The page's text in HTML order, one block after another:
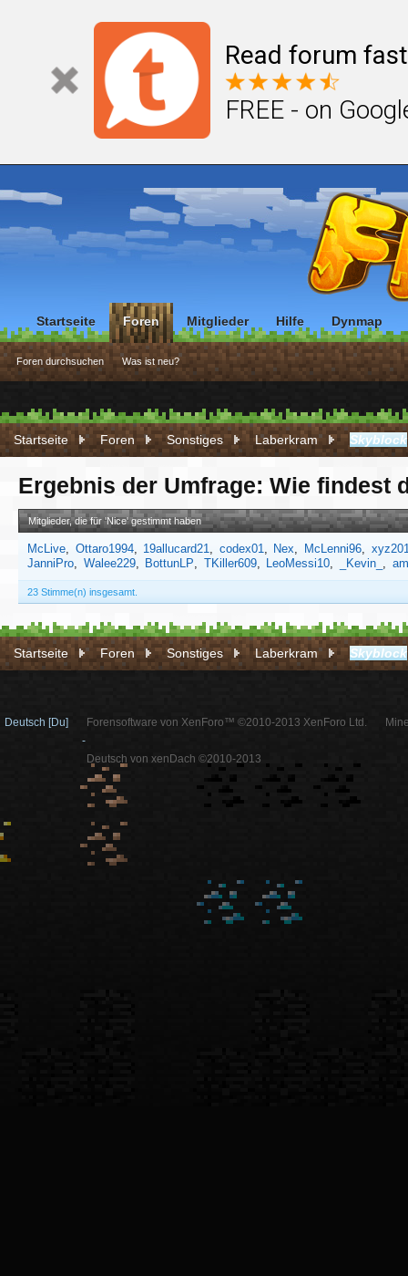
Read forum
FREE - on
Startseite Foren Sonstiges Laberkram Skyblock
Ergebnis der Umfrage: Wie findest
Mitglieder, die für 'Nice' gestimmt haben
McLive Ottaro1994 19allucard21 codex01 Nex McLenni96
JanniPro
Walee229 BottunLP TKiller609 LeoMessi10 _Kevin_
23 Stimme(n) insgesamt.
Startseite Foren Sonstiges Laberkram Skyblock
Startseite Foren
Foren durchsuchen Was ist neu?
Mitglieder Hilfe Dynmap
Deutsch [Du]
Forensoftware von XenForo™ ©2010-2013 XenForo Ltd.
-
Deutsch von xenDach ©2010-2013